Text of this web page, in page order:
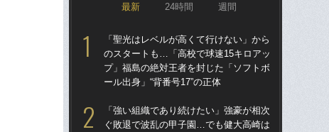
最新 24時間 週間
「聖光はレベルが高くて行けない」から
のスタートも…「高校で球速15キロアッ
プ」福島の絶対王者を封じた「ソフトボ
ール出身」“背番号17”の正体
「強い組織であり続けたい」強豪が相次
ぐ敗退で波乱の甲子園…でも健大高崎は